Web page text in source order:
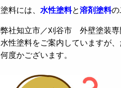
塗料には、 水性塗料と溶剤塗料の
弊社知立市／刈谷市 外壁塗装
水性塗料をご案内していますが
何度かございます。